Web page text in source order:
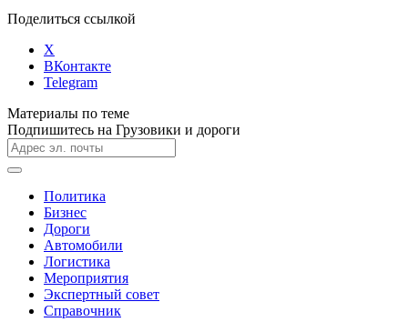
Поделиться ссылкой
X
ВКонтакте
Telegram
Материалы по теме
Подпишитесь на Грузовики и дороги
Политика
Бизнес
Дороги
Автомобили
Логистика
Мероприятия
Экспертный совет
Справочник